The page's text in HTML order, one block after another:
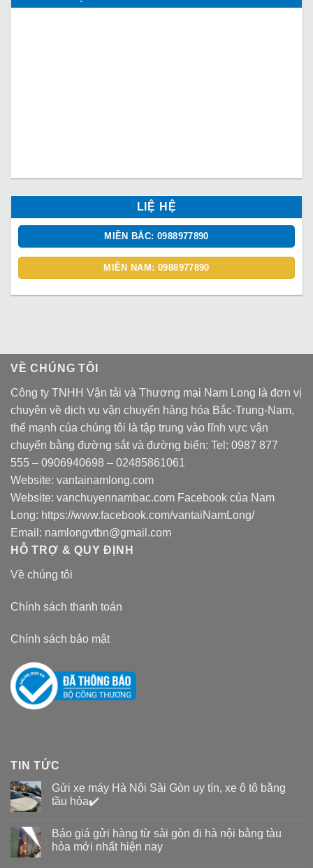
LIỆ HỆ
MIỀN BẮC: 0988977890
MIỀN NAM: 0988977890
VỀ CHÚNG TÔI
Công ty TNHH Vận tải và Thương mại Nam Long là đơn vị
chuyên về dịch vụ vận chuyển hàng hóa Bắc-Trung-Nam,
thế mạnh của chúng tôi là tập trung vào lĩnh vực vận
chuyển bằng đường sắt và đường biển: Tel: 0987 877
555 – 0906940698 – 02485861061
Website: vantainamlong.com
Website: vanchuyennambac.com Facebook của Nam
Long: https://www.facebook.com/vantaiNamLong/
Email: namlongvtbn@gmail.com
HỖ TRỢ & QUY ĐỊNH
Về chúng tôi
Chính sách thanh toán
Chính sách bảo mật
TIN TỨC
Gửi xe máy Hà Nội Sài Gòn uy tín, xe ô tô bằng
tầu hỏa✔️
Báo giá gửi hàng từ sài gòn đi hà nội bằng tàu
hỏa mới nhất hiện nay